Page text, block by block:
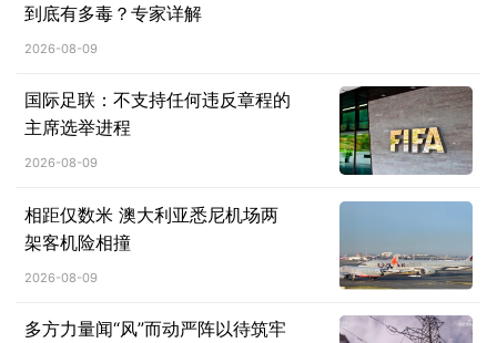
到底有多毒？专家详解
2026-08-09
国际足联：不支持任何违反章程的
主席选举进程
2026-08-09
相距仅数米 澳大利亚悉尼机场两
架客机险相撞
2026-08-09
多方力量闻“风”而动严阵以待筑牢